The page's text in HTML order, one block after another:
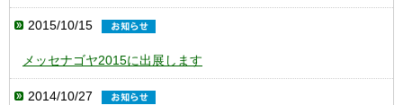
2015/10/15
メッセナゴヤ2015に出展します
2014/10/27